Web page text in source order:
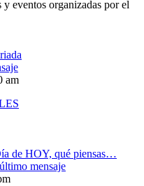
eventos organizadas por el
am
de HOY, qué piensas…
mensaje